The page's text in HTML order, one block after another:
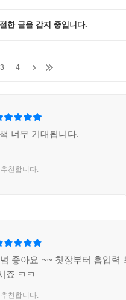
한 글을 감지 중입니다.
3 4
너무 기대됩니다.
천합니다.
좋아요 ~~ 첫장부터 흡입력
죠 ㅋㅋ
천합니다.